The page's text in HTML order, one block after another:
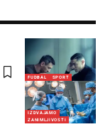
FUDBAL SPORT
IZDVAJAMO
ZANIMLJIVOSTI